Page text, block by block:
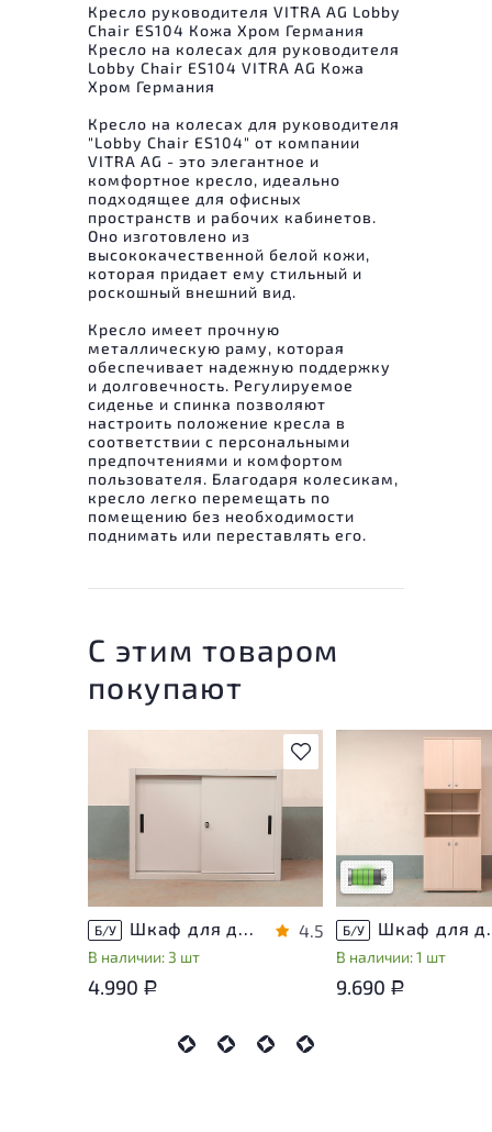
Кресло руководителя VITRA AG Lobby
Chair ES104 Кожа Хром Германия
Кресло на колесах для руководителя
Lobby Chair ES104 VITRA AG Кожа
Хром Германия
Кресло на колесах для руководителя
"Lobby Chair ES104" от компании
VITRA AG - это элегантное и
комфортное кресло, идеально
подходящее для офисных
пространств и рабочих кабинетов.
Оно изготовлено из
высококачественной белой кожи,
которая придает ему стильный и
роскошный внешний вид.
Кресло имеет прочную
металлическую раму, которая
обеспечивает надежную поддержку
и долговечность. Регулируемое
сиденье и спинка позволяют
настроить положение кресла в
соответствии с персональными
предпочтениями и комфортом
пользователя. Благодаря колесикам,
кресло легко перемещать по
помещению без необходимости
поднимать или переставлять его.
С этим товаром
покупают
В избранное
Б/У Шкаф для документов Металл
В наличии: 3 шт
4.5
4.990 Р
незначительные
эксплуатации, не
использования
Низкая степень
Б/У Шкаф для
В наличии: 1 шт
9.690 Р